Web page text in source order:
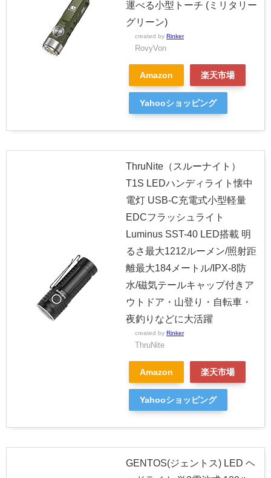
運べる小型トーチ (ミリタリー
グリーン)
created by Rinker
RovyVon
Amazon 楽天市場
Yahooショッピング
ThruNite（スルーナイト）
T1S LEDハンディライト懐中
電灯 USB-C充電式小型軽量
EDCフラッシュライト
Luminus SST-40 LED搭載 明
るさ最大1212ルーメン/照射距
離最大184メートル/IPX-8防
水/磁気テールキャップ付きア
ウトドア・山登り・自転車・
夜釣りなどに大活躍
created by Rinker
ThruNite
Amazon 楽天市場
Yahooショッピング
GENTOS(ジェントス) LED ヘ